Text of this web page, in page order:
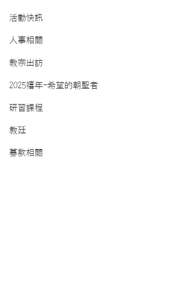
活動快訊
人事相關
教宗出訪
2025禧年-希望的朝聖者
研習課程
教廷
募款相關